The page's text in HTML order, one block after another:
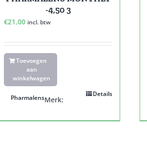
-4,50 3
€21,00 incl. btw
Toevoegen
aan
winkelwagen
Details
Merk:
Pharmalens